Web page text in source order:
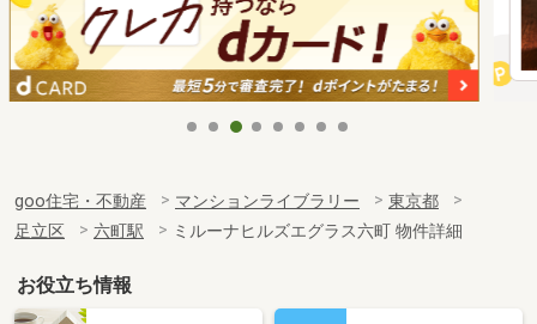
goo住宅・不動産 マンションライブラリー
東京都
足立区
六町駅 ミルーナヒルズエグラス六町 物件詳細
お役立ち情報